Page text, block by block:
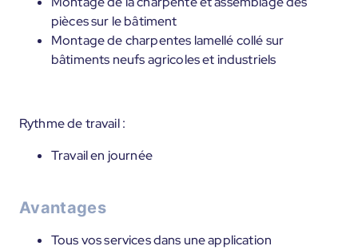
pièces sur le bâtiment
Montage de charpentes lamellé collé sur
bâtiments neufs agricoles et industriels
Rythme de travail :
Travail en journée
Avantages
Tous vos services dans une application